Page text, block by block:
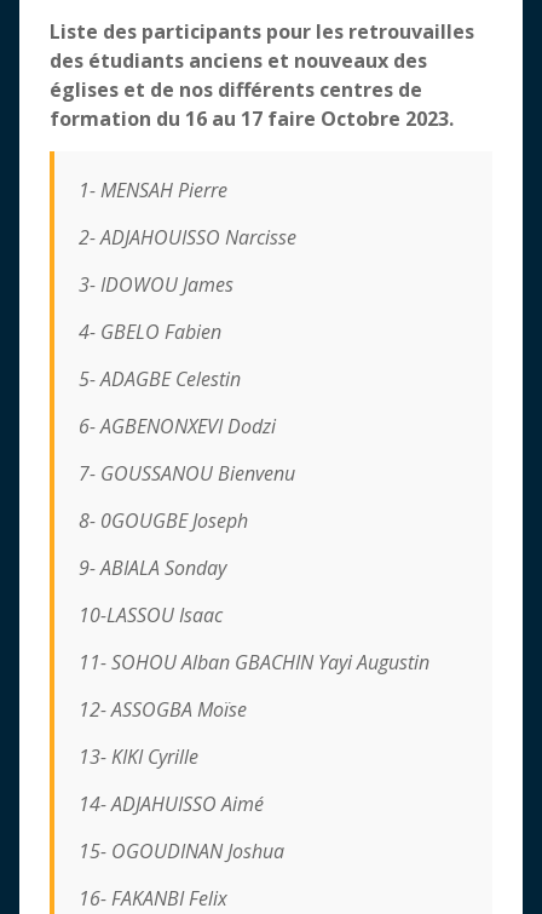
Liste des participants pour les retrouvailles
des étudiants anciens et nouveaux des
églises et de nos différents centres de
formation du 16 au 17 faire Octobre 2023.
1- MENSAH Pierre
2- ADJAHOUISSO Narcisse
3- IDOWOU James
4- GBELO Fabien
5- ADAGBE Celestin
6- AGBENONXEVI Dodzi
7- GOUSSANOU Bienvenu
8- 0GOUGBE Joseph
9- ABIALA Sonday
10-LASSOU Isaac
11- SOHOU Alban GBACHIN Yayi Augustin
12- ASSOGBA Moïse
13- KIKI Cyrille
14- ADJAHUISSO Aimé
15- OGOUDINAN Joshua
16- FAKANBI Felix